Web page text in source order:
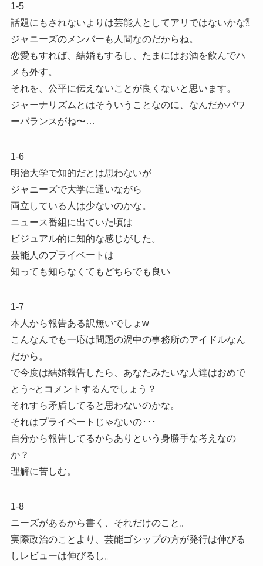
1-5
話題にもされないよりは芸能人としてアリではないかな⁈
ジャニーズのメンバーも人間なのだからね。
恋愛もすれば、結婚もするし、たまにはお酒を飲んでハ
メも外す。
それを、公平に伝えないことが良くないと思います。
ジャーナリズムとはそういうことなのに、なんだかパワ
ーバランスがね〜…
1-6
明治大学で知的だとは思わないが
ジャニーズで大学に通いながら
両立している人は少ないのかな。
ニュース番組に出ていた頃は
ビジュアル的に知的な感じがした。
芸能人のプライベートは
知っても知らなくてもどちらでも良い
1-7
本人から報告ある訳無いでしょw
こんなんでも一応は問題の渦中の事務所のアイドルなん
だから。
で今度は結婚報告したら、あなたみたいな人達はおめで
とう~とコメントするんでしょう？
それすら矛盾してると思わないのかな。
それはプライベートじゃないの･･･
自分から報告してるからありという身勝手な考えなの
か？
理解に苦しむ。
1-8
ニーズがあるから書く、それだけのこと。
実際政治のことより、芸能ゴシップの方が発行は伸びる
しレビューは伸びるし。